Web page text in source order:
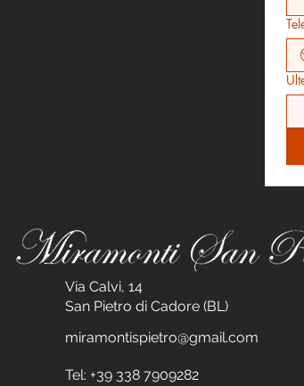
Via Calvi, 14
San Pietro di Cadore (BL)
miramontispietro@gmail.com
Tel: +39 338 7909282